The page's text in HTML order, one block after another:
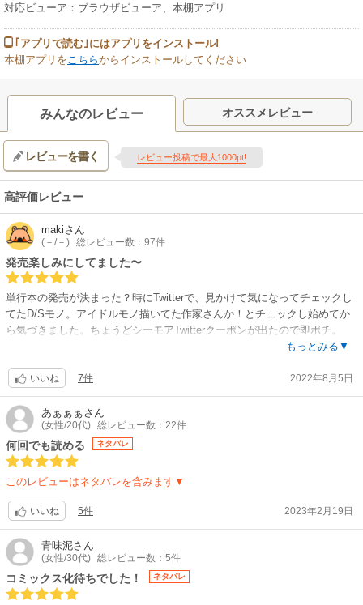
対応ビューア：ブラウザビューア、本棚アプリ
｢アプリで読む｣にはアプリをインストール!
本棚アプリを こちらからインストールしてください
みんなのレビュー オススメレビュー
レビューを書く レビュー投稿で最大1000pt!
高評価レビュー
makiさん
(－/－) 総レビュー数：97件
発売楽しみにしてました〜
単行本の発売が決まった？時にTwitterで、見かけて気になってチェックし
てたD/Sモノ。アイドルモノ描いてた作家さんか！とチェックし始めてか
ら気づきました。ちょうどシーモアTwitterクーポンが出たので即ポチ。
（笑）紙本は予約Aさんが、店頭で出来なかったので店頭分を狙って行き
て、かなり人気な感じです。特典付きは、色々あったので、告知を確認さ
れた方が良いかと思います。オメガバースのアイドルモノ描いてた作家さ
んが、D/Sのホストモノどんな感じかな？と思いましたが、全体的にサラ
ッと読めました。むしろ玩具的な奴が、特典…シーモア特典はゆるめ？で
すが、他は…でした。あと、キレイな絵を描かれる作家さんですが、身体
の絵キレイだと思うんですが、何故（上を）頑なに脱がないのだろう…と
疑問に思い、ついアイドルのとか他を読み直しに行ってました。トップス
思ったのですが、他の作品も着率高いかも…。そんな服装ですな、他のア
イドルモノもでしたが、カジュアル系が90-20年代っぽいのとか某雑誌や
某ブランド系（ハイブランドも）を連想する感じが多いので、その辺りを
参考にされてるのかしら？紙一重なスタイリングチョイスもあるので、フ
ァッション的に凄いなーと見てます。
もっとみる▼
いいね 7件 2022年8月5日
あぁぁぁさん
(女性/20代) 総レビュー数：22件
何回でも読める ネタバレ
このレビューはネタバレを含みます▼
いいね 5件 2023年2月19日
青味泥さん
(女性/30代) 総レビュー数：5件
コミックス化待ちでした！ ネタバレ